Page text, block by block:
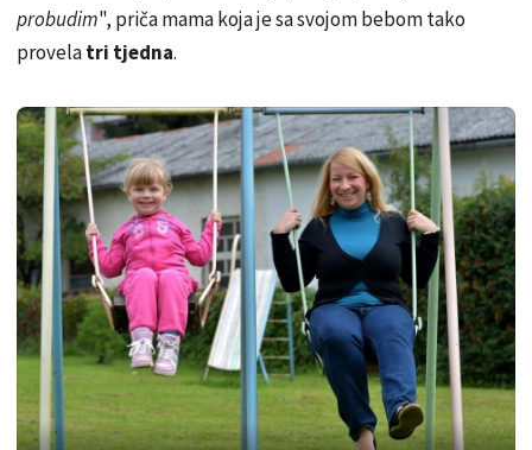
probudim", priča mama koja je sa svojom bebom tako
provelatri tjedna.